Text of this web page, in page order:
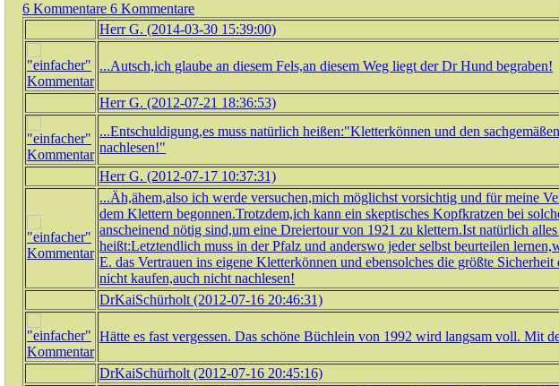
Freistellungsprogramms gefreut.
6 Kommentare 6 Kommentare
Herr G. (2014-03-30 15:39:00)
...Autsch,ich glaube an diesem Fels,an diesem Weg liegt der Dr Hund begraben!
Herr G. (2012-07-21 18:36:53)
...Entschuldigung,es muss natürlich heißen:"Kletterkönnen und den
nachlesen!"
Herr G. (2012-07-17 10:37:31)
...Äh,ähem,also ich werde versuchen,mich möglichst vorsichtig und für meine
dem Klettern begonnen.Trotzdem,ich kann ein skeptisches Kopfkratzen bei
anscheinend nötig sind,um eine Dreiertour von 1921 zu klettern.Ist natürlich
heißt:Letztendlich muss in der Pfalz und anderswo jeder selbst beurteilen
E. das Vertrauen ins eigene Kletterkönnen und ebensolches die größte
nicht kaufen,auch nicht nachlesen!
DrKaiSchürholt (2012-07-16 20:46:31)
Hätte es fast vergessen. Das schöne Büchlein von 1992 wird langsam voll. Mit
DrKaiSchürholt (2012-07-16 20:45:16)